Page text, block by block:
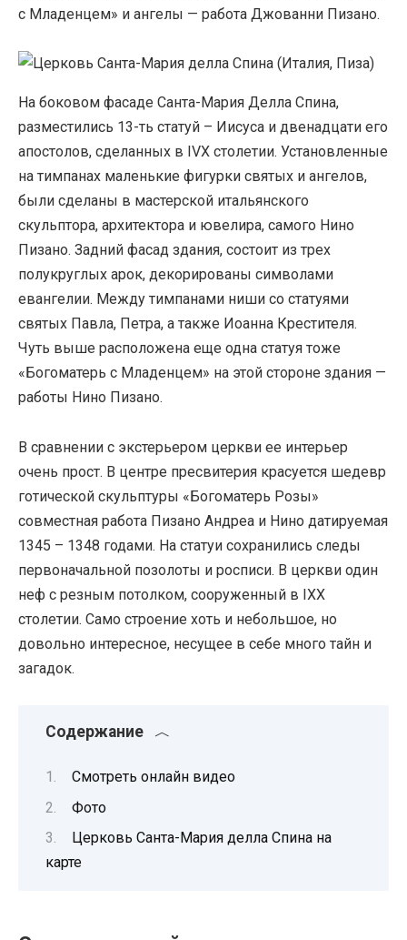
с Младенцем» и ангелы — работа Джованни Пизано.
На боковом фасаде Санта-Мария Делла Спина,
разместились 13-ть статуй – Иисуса и двенадцати его
апостолов, сделанных в IVX столетии. Установленные
на тимпанах маленькие фигурки святых и ангелов,
были сделаны в мастерской итальянского
скульптора, архитектора и ювелира, самого Нино
Пизано. Задний фасад здания, состоит из трех
полукруглых арок, декорированы символами
евангелии. Между тимпанами ниши со статуями
святых Павла, Петра, а также Иоанна Крестителя.
Чуть выше расположена еще одна статуя тоже
«Богоматерь с Младенцем» на этой стороне здания —
работы Нино Пизано.
В сравнении с экстерьером церкви ее интерьер
очень прост. В центре пресвитерия красуется шедевр
готической скульптуры «Богоматерь Розы»
совместная работа Пизано Андреа и Нино датируемая
1345 – 1348 годами. На статуи сохранились следы
первоначальной позолоты и росписи. В церкви один
неф с резным потолком, сооруженный в IXX
столетии. Само строение хоть и небольшое, но
довольно интересное, несущее в себе много тайн и
загадок.
Содержание
Смотреть онлайн видео
Фото
Церковь Санта-Мария делла Спина на
карте